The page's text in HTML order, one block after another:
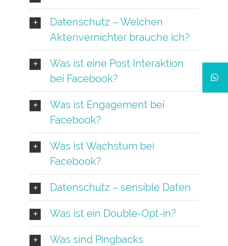
Datenschutz – Welchen
Aktenvernichter brauche ich?
Was ist eine Post Interaktion
bei Facebook?
Was ist Engagement bei
Facebook?
Was ist Wachstum bei
Facebook?
Datenschutz – sensible Daten
Was ist ein Double-Opt-in?
Was sind Pingbacks